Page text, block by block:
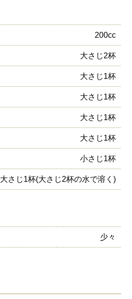
200cc
大さじ2杯
大さじ1杯
大さじ1杯
大さじ1杯
大さじ1杯
小さじ1杯
大さじ1杯(大さじ2杯の水で溶く)
少々